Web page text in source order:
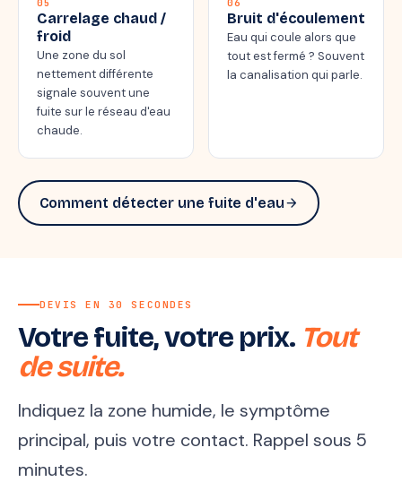
05
Carrelage chaud /
froid
Une zone du sol
nettement différente
signale souvent une
fuite sur le réseau d'eau
chaude.
06
Bruit d'écoulement
Eau qui coule alors que
tout est fermé ? Souvent
la canalisation qui parle.
Comment détecter une fuite d'eauarrow_forward
DEVIS EN 30 SECONDES
Votre fuite, votre prix. Tout
de suite.
Indiquez la zone humide, le symptôme
principal, puis votre contact. Rappel sous 5
minutes.